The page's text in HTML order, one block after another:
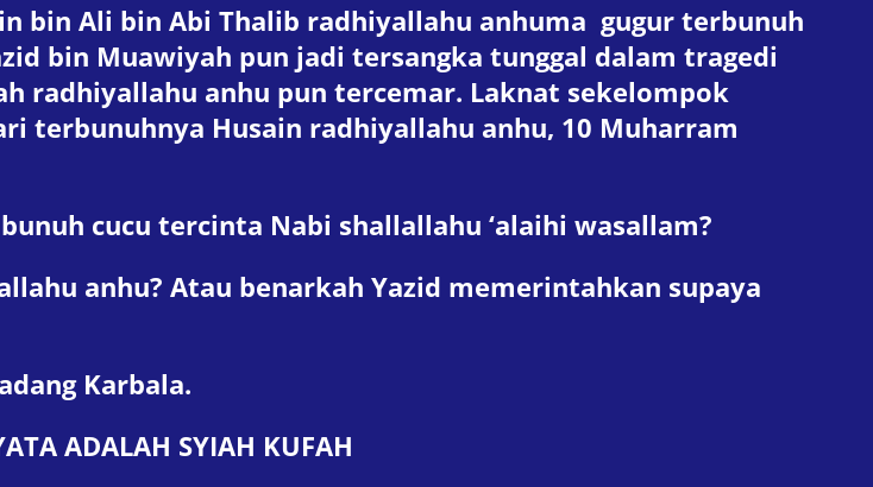
bin Ali bin Abi Thalib radhiyallahu anhuma gugur terbunuh
bin Muawiyah pun jadi tersangka tunggal dalam tragedi
radhiyallahu anhu pun tercemar. Laknat sekelompok
terbunuhnya Husain radhiyallahu anhu, 10 Muharram
cucu tercinta Nabi shallallahu ‘alaihi wasallam?
anhu? Atau benarkah Yazid memerintahkan supaya
Karbala.
ADALAH SYIAH KUFAH